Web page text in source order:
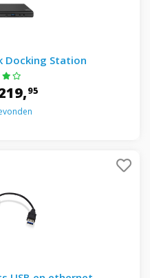
Docking Station
95